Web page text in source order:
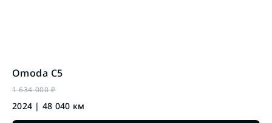
Omoda C5
1 634 000₽
2024 | 48 040 км